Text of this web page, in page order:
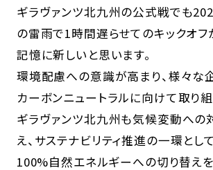
ギラヴァンツ北九州の公式戦でも
の雷雨で1時間遅らせてのキックオフ
記憶に新しいと思います。
環境配慮への意識が高まり、様々な
カーボンニュートラルに向けて取り組
ギラヴァンツ北九州も気候変動への
え、サステナビリティ推進の一環とし
100%自然エネルギーへの切り替えを